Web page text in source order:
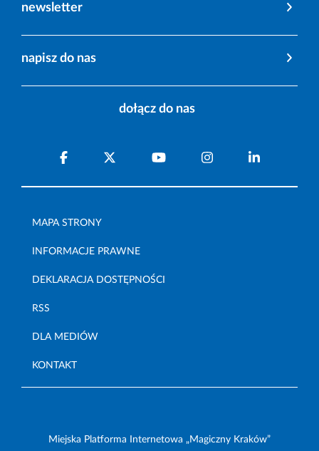
newsletter
napisz do nas
dołącz do nas
MAPA STRONY
INFORMACJE PRAWNE
DEKLARACJA DOSTĘPNOŚCI
RSS
DLA MEDIÓW
KONTAKT
Miejska Platforma Internetowa „Magiczny Kraków”